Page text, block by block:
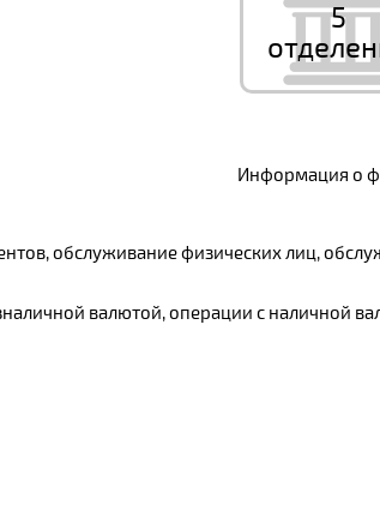
5
Информация о
обслуживание физических лиц,
валютой, операции с наличной